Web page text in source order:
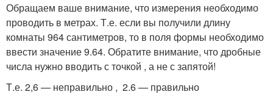
Обращаем ваше внимание, что измерения необходимо
проводить в метрах. Т.е. если вы получили длину
комнаты 964 сантиметров, то в поля формы необходимо
ввести значение 9.64. Обратите внимание, что дробные
числа нужно вводить с точкой , а не с запятой!
Т.е. 2,6 — неправильно , 2.6 — правильно